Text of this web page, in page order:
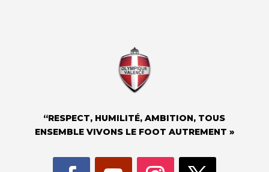
“RESPECT, HUMILITÉ, AMBITION, TOUS
ENSEMBLE VIVONS LE FOOT AUTREMENT »